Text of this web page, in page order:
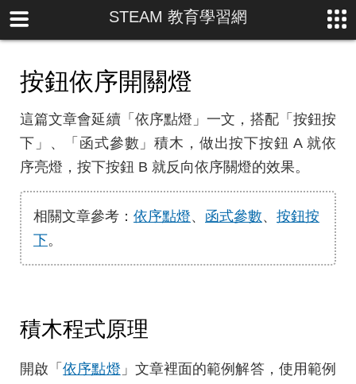
STEAM 教育學習網
按鈕依序開關燈
這篇文章會延續「依序點燈」一文，搭配「按鈕按
下」、「函式參數」積木，做出按下按鈕 A 就依
序亮燈，按下按鈕 B 就反向依序關燈的效果。
相關文章參考： 依序點燈、 函式參數、 按鈕按
下。
積木程式原理
開啟「依序點燈 」文章裡面的範例解答，使用範例